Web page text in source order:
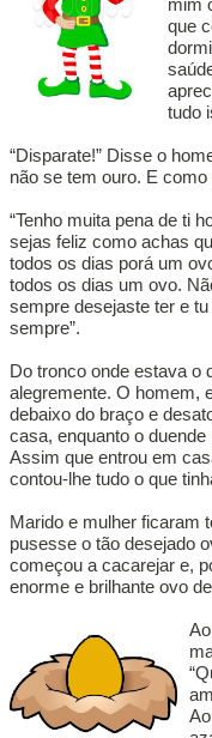
mim
que
tudo
“Disparate!” Disse o
não se tem ouro. E
“Tenho muita pena de ti
sejas feliz como achas
todos os dias porá um
todos os dias um ovo.
sempre desejaste ter e
sempre”.
Do tronco onde estava o
alegremente. O homem,
debaixo do braço e
casa, enquanto o
Assim que entrou em
contou-lhe tudo o que
Marido e mulher ficaram
pusesse o tão desejado
começou a cacarejar e,
enorme e brilhante ovo